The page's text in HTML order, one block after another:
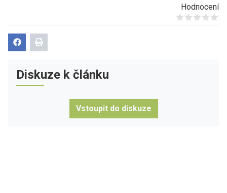
Hodnocení
Give it 1/5
Give it 2/5
Give it 3/5
Give it 4/5
Give it 5/5
Diskuze k článku
Vstoupit do diskuze